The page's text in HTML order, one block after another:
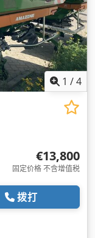
1 /4
€13,800
固定价格 不含增值税
拨打